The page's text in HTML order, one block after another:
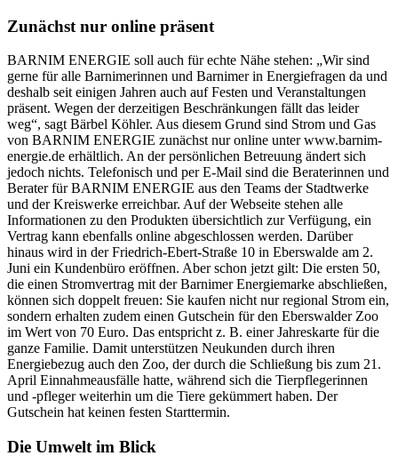
Zunächst nur online präsent
BARNIM ENERGIE soll auch für echte Nähe stehen: „Wir sind
gerne für alle Barnimerinnen und Barnimer in Energiefragen da und
deshalb seit einigen Jahren auch auf Festen und Veranstaltungen
präsent. Wegen der derzeitigen Beschränkungen fällt das leider
weg“, sagt Bärbel Köhler. Aus diesem Grund sind Strom und Gas
von BARNIM ENERGIE zunächst nur online unter www.barnim-
energie.de erhältlich. An der persönlichen Betreuung ändert sich
jedoch nichts. Telefonisch und per E-Mail sind die Beraterinnen und
Berater für BARNIM ENERGIE aus den Teams der Stadtwerke
und der Kreiswerke erreichbar. Auf der Webseite stehen alle
Informationen zu den Produkten übersichtlich zur Verfügung, ein
Vertrag kann ebenfalls online abgeschlossen werden. Darüber
hinaus wird in der Friedrich-Ebert-Straße 10 in Eberswalde am 2.
Juni ein Kundenbüro eröffnen. Aber schon jetzt gilt: Die ersten 50,
die einen Stromvertrag mit der Barnimer Energiemarke abschließen,
können sich doppelt freuen: Sie kaufen nicht nur regional Strom ein,
sondern erhalten zudem einen Gutschein für den Eberswalder Zoo
im Wert von 70 Euro. Das entspricht z. B. einer Jahreskarte für die
ganze Familie. Damit unterstützen Neukunden durch ihren
Energiebezug auch den Zoo, der durch die Schließung bis zum 21.
April Einnahmeausfälle hatte, während sich die Tierpflegerinnen
und -pfleger weiterhin um die Tiere gekümmert haben. Der
Gutschein hat keinen festen Starttermin.
Die Umwelt im Blick